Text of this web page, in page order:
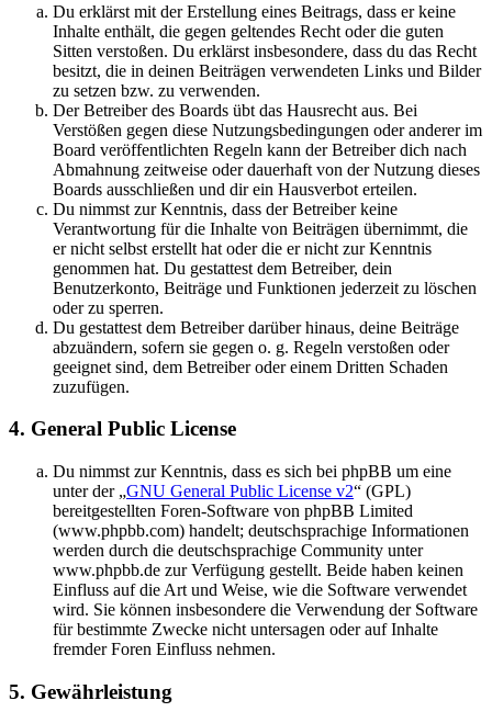
Du erklärst mit der Erstellung eines Beitrags, dass er keine
Inhalte enthält, die gegen geltendes Recht oder die guten
Sitten verstoßen. Du erklärst insbesondere, dass du das Recht
besitzt, die in deinen Beiträgen verwendeten Links und Bilder
zu setzen bzw. zu verwenden.
Der Betreiber des Boards übt das Hausrecht aus. Bei
Verstößen gegen diese Nutzungsbedingungen oder anderer im
Board veröffentlichten Regeln kann der Betreiber dich nach
Abmahnung zeitweise oder dauerhaft von der Nutzung dieses
Boards ausschließen und dir ein Hausverbot erteilen.
Du nimmst zur Kenntnis, dass der Betreiber keine
Verantwortung für die Inhalte von Beiträgen übernimmt, die
er nicht selbst erstellt hat oder die er nicht zur Kenntnis
genommen hat. Du gestattest dem Betreiber, dein
Benutzerkonto, Beiträge und Funktionen jederzeit zu löschen
oder zu sperren.
Du gestattest dem Betreiber darüber hinaus, deine Beiträge
abzuändern, sofern sie gegen o. g. Regeln verstoßen oder
geeignet sind, dem Betreiber oder einem Dritten Schaden
zuzufügen.
4. General Public License
Du nimmst zur Kenntnis, dass es sich bei phpBB um eine
unter der „GNU General Public License v2“ (GPL)
bereitgestellten Foren-Software von phpBB Limited
(www.phpbb.com) handelt; deutschsprachige Informationen
werden durch die deutschsprachige Community unter
www.phpbb.de zur Verfügung gestellt. Beide haben keinen
Einfluss auf die Art und Weise, wie die Software verwendet
wird. Sie können insbesondere die Verwendung der Software
für bestimmte Zwecke nicht untersagen oder auf Inhalte
fremder Foren Einfluss nehmen.
5. Gewährleistung